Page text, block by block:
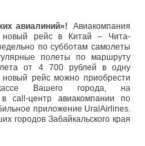
авиалиний»! Авиакомпания
новый рейс в Китай – Чита-
по субботам самолеты
полеты по маршруту
от 4 700 рублей в одну
рейс можно приобрести
Вашего города, на
call-центр авиакомпании по
приложение UralAirlines.
городов Забайкальского края